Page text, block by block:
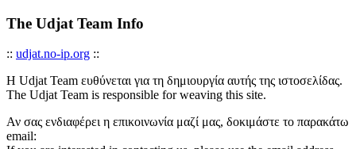
The Udjat Team Info
:: udjat.no-ip.org ::
Η Udjat Team ευθύνεται για τη δημιουργία αυτής της ιστοσελίδας.
The Udjat Team is responsible for weaving this site.
Αν σας ενδιαφέρει η επικοινωνία μαζί μας, δοκιμάστε το παρακάτω
email: